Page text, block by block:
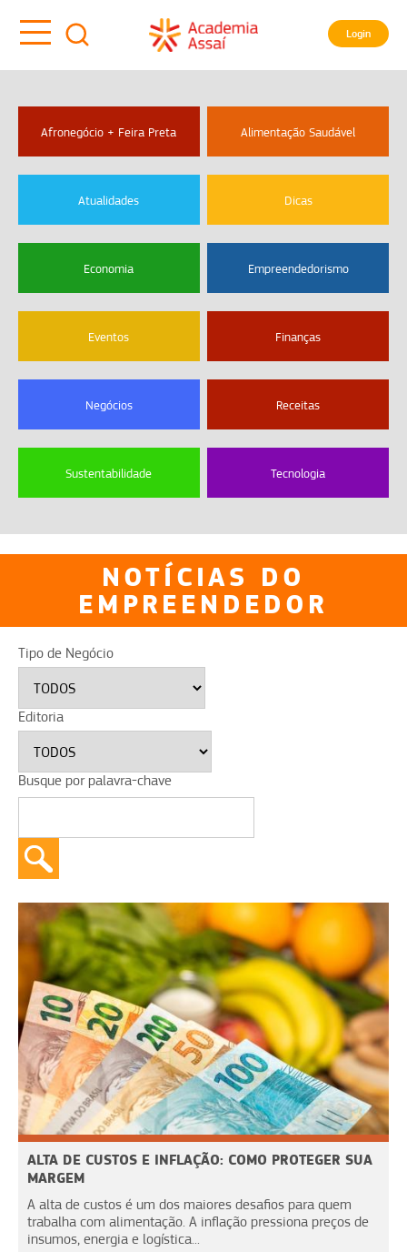
Login
Afronegócio + Feira Preta Alimentação Saudável
Atualidades Dicas
Economia Empreendedorismo
Eventos Finanças
Negócios Receitas
Sustentabilidade Tecnologia
NOTÍCIAS DO
EMPREENDEDOR
Tipo de Negócio
Editoria
Busque por palavra-chave
ALTA DE CUSTOS E INFLAÇÃO: COMO PROTEGER SUA
MARGEM
A alta de custos é um dos maiores desafios para quem
trabalha com alimentação. A inflação pressiona preços de
insumos, energia e logística...